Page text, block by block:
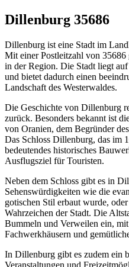
Dillenburg 35686
Dillenburg ist eine Stadt im
Mit einer Postleitzahl von 35686
in der Region. Die Stadt liegt
und bietet dadurch einen
Landschaft des Westerwaldes.
Die Geschichte von Dillenburg
zurück. Besonders bekannt ist
von Oranien, dem Begründer
Das Schloss Dillenburg, das im
bedeutendes historisches
Ausflugsziel für Touristen.
Neben dem Schloss gibt es in
Sehenswürdigkeiten wie die
gotischen Stil erbaut wurde,
Wahrzeichen der Stadt. Die
Bummeln und Verweilen ein,
Fachwerkhäusern und
In Dillenburg gibt es zudem ein
Veranstaltungen und